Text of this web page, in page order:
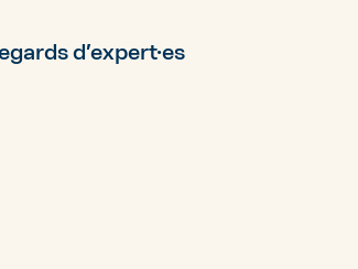
d’expert·es